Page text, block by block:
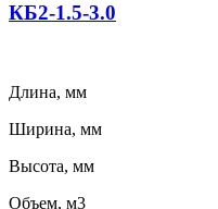
КБ2-1.5-3.0
Длина, мм
Ширина, мм
Высота, мм
Объем, м3